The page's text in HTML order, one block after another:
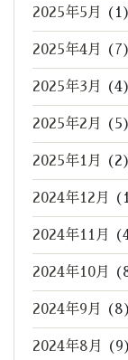
2025年5月 (1)
2025年4月 (7)
2025年3月 (4)
2025年2月 (5)
2025年1月 (2)
2024年12月
2024年11月
2024年10月
2024年9月 (8)
2024年8月 (9)